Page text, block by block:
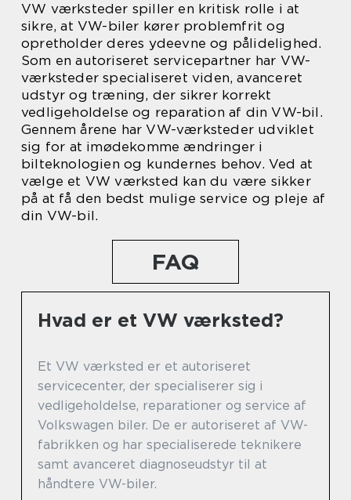
VW værksteder spiller en kritisk rolle i at
sikre, at VW-biler kører problemfrit og
opretholder deres ydeevne og pålidelighed.
Som en autoriseret servicepartner har VW-
værksteder specialiseret viden, avanceret
udstyr og træning, der sikrer korrekt
vedligeholdelse og reparation af din VW-bil.
Gennem årene har VW-værksteder udviklet
sig for at imødekomme ændringer i
bilteknologien og kundernes behov. Ved at
vælge et VW værksted kan du være sikker
på at få den bedst mulige service og pleje af
din VW-bil.
FAQ
Hvad er et VW værksted?
Et VW værksted er et autoriseret
servicecenter, der specialiserer sig i
vedligeholdelse, reparationer og service af
Volkswagen biler. De er autoriseret af VW-
fabrikken og har specialiserede teknikere
samt avanceret diagnoseudstyr til at
håndtere VW-biler.